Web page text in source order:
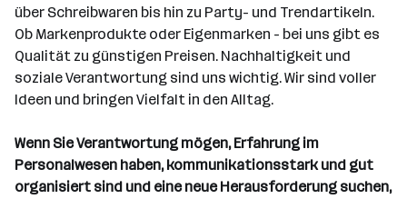
über Schreibwaren bis hin zu Party- und Trendartikeln.
Ob Markenprodukte oder Eigenmarken - bei uns gibt es
Qualität zu günstigen Preisen. Nachhaltigkeit und
soziale Verantwortung sind uns wichtig. Wir sind voller
Ideen und bringen Vielfalt in den Alltag.
Wenn Sie Verantwortung mögen, Erfahrung im
Personalwesen haben, kommunikationsstark und gut
organisiert sind und eine neue Herausforderung suchen,